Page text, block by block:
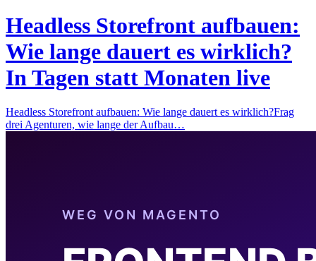
Headless Storefront aufbauen:
Wie lange dauert es wirklich?
In Tagen statt Monaten live
Headless Storefront aufbauen: Wie lange dauert es wirklich?Frag
drei Agenturen, wie lange der Aufbau…